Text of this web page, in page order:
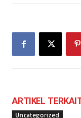
ARTIKEL
Uncategorized